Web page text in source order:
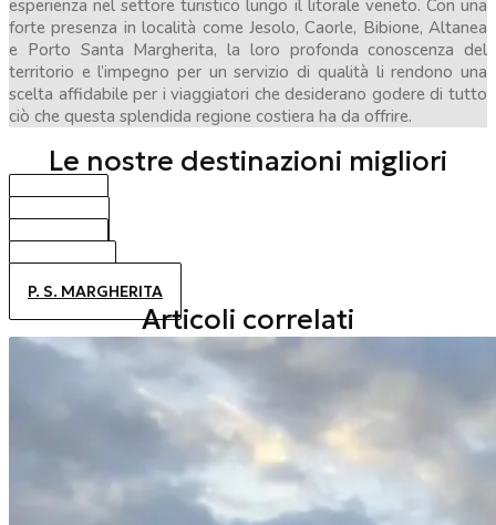
esperienza nel settore turistico lungo il litorale veneto. Con una
forte presenza in località come Jesolo, Caorle, Bibione, Altanea
e Porto Santa Margherita, la loro profonda conoscenza del
territorio e l’impegno per un servizio di qualità li rendono una
scelta affidabile per i viaggiatori che desiderano godere di tutto
ciò che questa splendida regione costiera ha da offrire.
Le nostre destinazioni migliori
BIBIONE
CAORLE
JESOLO
ALTANEA
P. S. MARGHERITA
Articoli correlati